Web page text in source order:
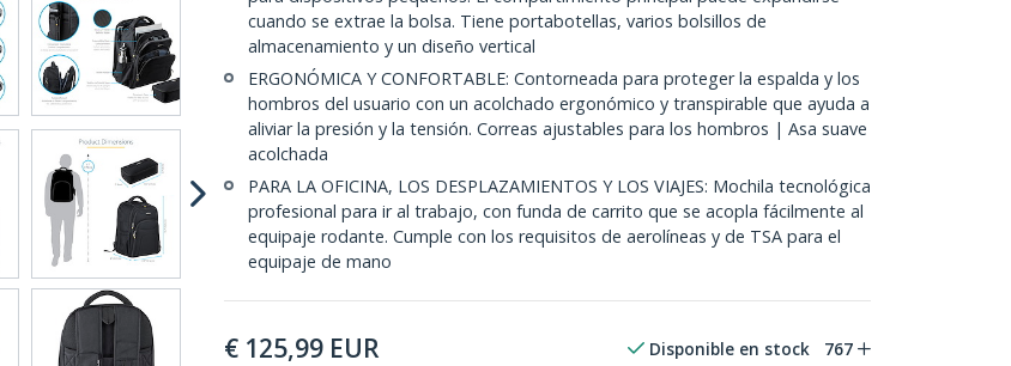
cuando se extrae la bolsa. Tiene portabotellas, varios bolsillos de
almacenamiento y un diseño vertical
ERGONÓMICA Y CONFORTABLE: Contorneada para proteger la espalda y los
hombros del usuario con un acolchado ergonómico y transpirable que ayuda a
aliviar la presión y la tensión. Correas ajustables para los hombros | Asa suave
acolchada
PARA LA OFICINA, LOS DESPLAZAMIENTOS Y LOS VIAJES: Mochila tecnológica
profesional para ir al trabajo, con funda de carrito que se acopla fácilmente al
equipaje rodante. Cumple con los requisitos de aerolíneas y de TSA para el
equipaje de mano
€ 125,99 EUR Disponible en stock 767